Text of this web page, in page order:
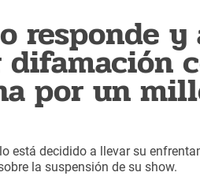
responde
difamación
por un
está decidido a llevar su
la suspensión de su show.